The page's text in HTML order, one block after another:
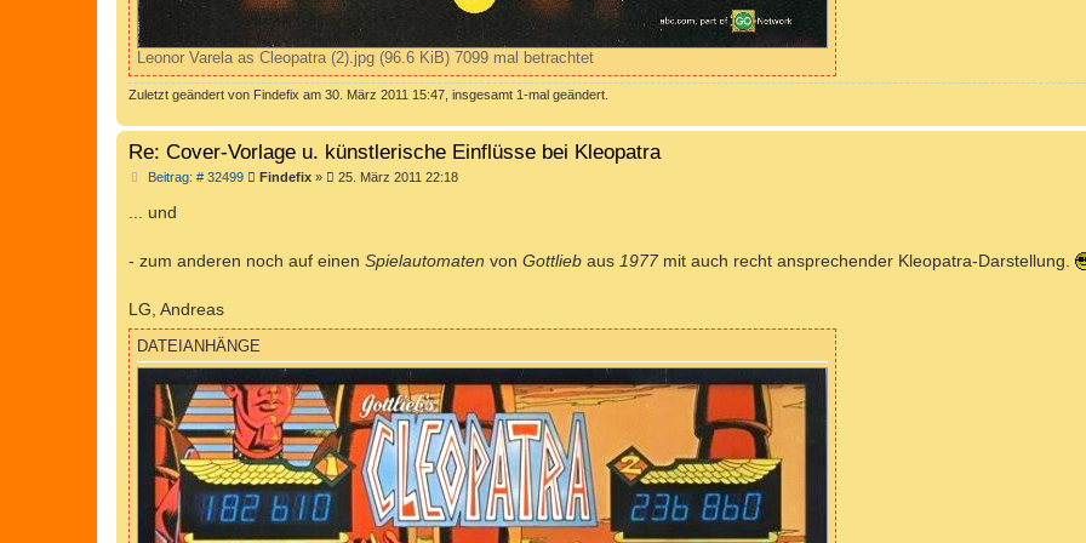
Leonor Varela as Cleopatra (2).jpg (96.6 KiB) 7099 mal betrachtet
Zuletzt geändert von Findefix am 30. März 2011 15:47, insgesamt 1-mal geändert.
Re: Cover-Vorlage u. künstlerische Einflüsse bei Kleopatra
Beitrag: # 32499B
g
Findefix» 25. März 2011 22:18
... und
- zum anderen noch auf einen Spielautomaten von Gottlieb aus 1977mit auch recht ansprechender Kleopatra-Darstellung.
LG, Andreas
DATEIANHÄNGE